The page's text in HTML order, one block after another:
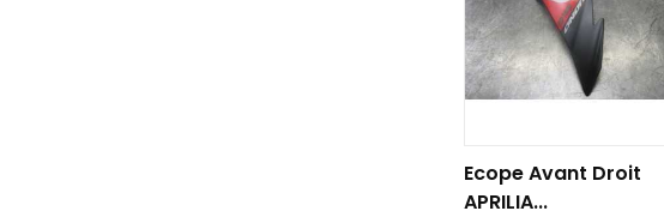
Ecope Avant Droit
APRILIA...